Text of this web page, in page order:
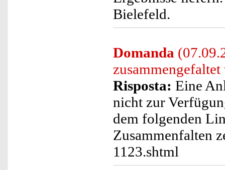
Bielefeld.
Domanda
zusammengefaltet
Risposta: Eine
nicht zur
dem folgenden
Zusammenfalten
1123.shtml